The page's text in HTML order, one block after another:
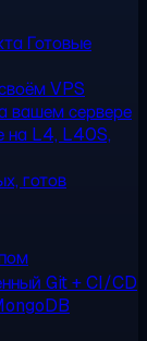
Готовые
VPS
вашем сервере
на L4, L40S,
готов
Git + CI/CD